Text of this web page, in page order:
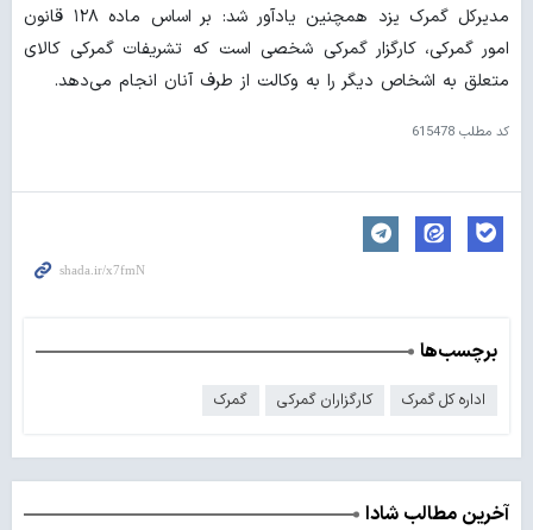
مدیرکل گمرک یزد همچنین یادآور شد: بر اساس ماده ۱۲۸ قانون
امور گمرکی، کارگزار گمرکی شخصی است که تشریفات گمرکی کالای
متعلق به اشخاص دیگر را به وکالت از طرف آنان انجام می‌دهد.
کد مطلب 615478
برچسب‌ها
اداره کل گمرک کارگزاران گمرکی گمرک
آخرین مطالب شادا